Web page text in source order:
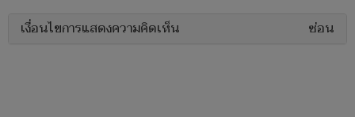
เงื่อนไขการแสดงความคิดเห็น ซ่อน